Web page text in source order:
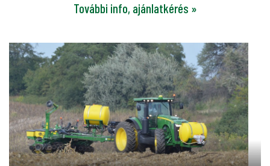
További info, ajánlatkérés »